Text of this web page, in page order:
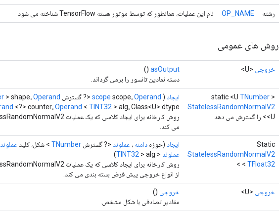
رشته OP_NAME نام این عملیات، همانطور که توسط موتور هسته TensorFlow شناخته می شود
روش های عمومی
خروجی <U>
asOutput
()
دسته نمادین تانسور را برمی گرداند.
static <U TNumber >
StatelessRandomNormalV2
<U> را گسترش می دهد
ایجاد (
scope scope،Operand <? گسترش > shape،Operand
<?> counter،Operand < TINT32 > alg، Class<U> dtype)
می کند.
Static
StatelessRandomNormalV2
< TFloat32
>
ایجاد (حوزه دامنه ، عملوند <? گسترش TNumber > شکل، کلید عملوند
عملوند <
TINT32 > alg)
از انواع خروجی پیش فرض بسته بندی می کند.
خروجی <U> خروجی
()
مقادیر تصادفی با شکل مشخص.